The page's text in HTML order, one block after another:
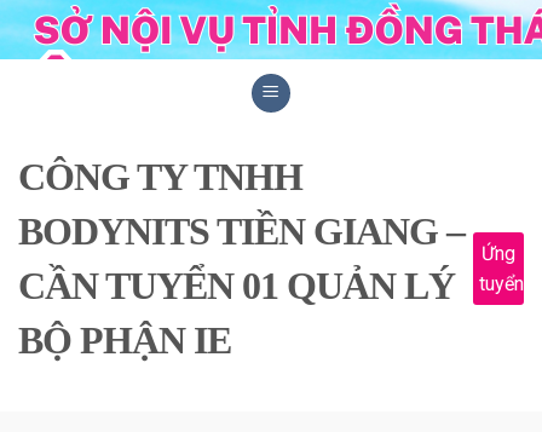
Skip
to
CÔNG TY TNHH
BODYNITS TIỀN GIANG –
CẦN TUYỂN 01 QUẢN LÝ
BỘ PHẬN IE
Ứng
tuyển